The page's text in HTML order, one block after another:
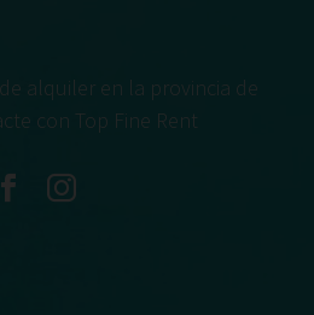
alquiler en la provincia de
con Top Fine Rent